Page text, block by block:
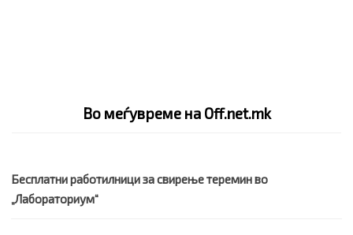
Во меѓувреме на Off.net.mk
Бесплатни работилници за свирење теремин во
„Лабораториум“